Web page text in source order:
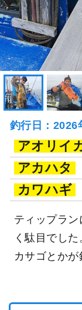
釣行日：2026
アオリイ
アカハタ
カワハギ
ティップラ
く駄目でし
カサゴとかが